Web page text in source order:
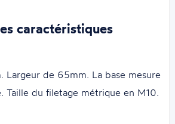
caractéristiques
Largeur de 65mm. La base mesure
Taille du filetage métrique en M10.